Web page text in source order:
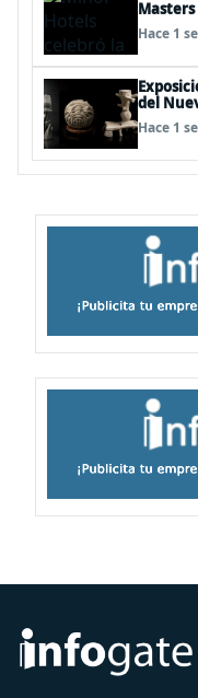
Hace 1
del
Hace 1